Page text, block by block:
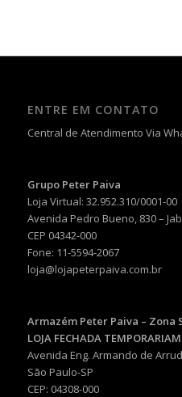
ENTRE EM CONTATO
Central de Atendimento Via
Grupo Peter Paiva
Loja Virtual: 32.952.310/0001-00
Avenida Pedro Bueno, 830 –
CEP 04342-000
Fone: 11-5594-2067
loja@lojapeterpaiva.com.br
Armazém Peter Paiva – Zona
LOJA FECHADA
Avenida Eng. Armando de
São Paulo-SP
CEP: 04308-000